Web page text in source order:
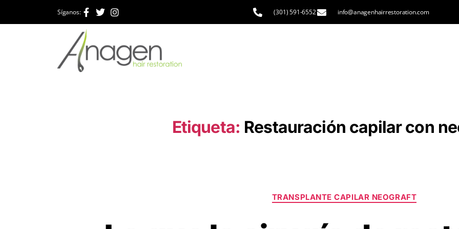
Síganos: (301) 591-6552 info@anagenhairrestoration.com
Etiqueta: Restauración capilar con
TRANSPLANTE CAPILAR NEOGRAFT